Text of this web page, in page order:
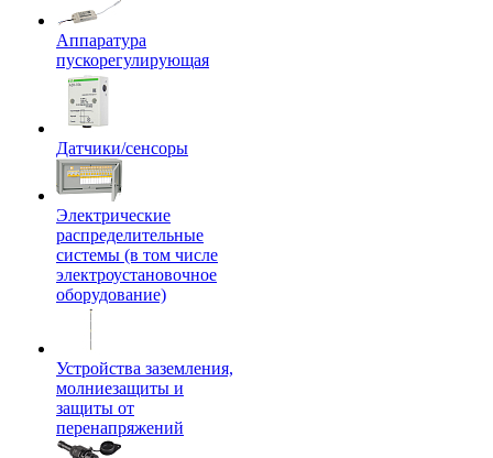
Аппаратура
пускорегулирующая
Датчики/сенсоры
Электрические
распределительные
системы (в том числе
электроустановочное
оборудование)
Устройства заземления,
молниезащиты и
защиты от
перенапряжений